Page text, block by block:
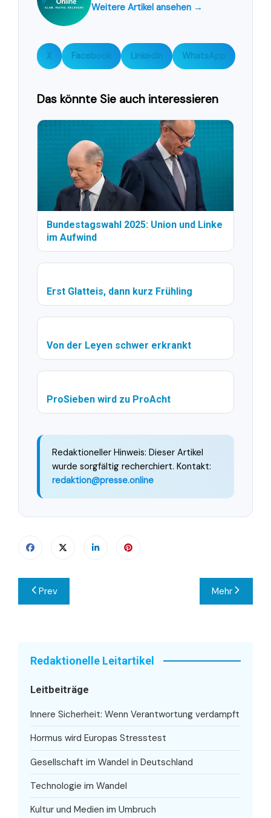
Weitere Artikel ansehen →
X Facebook LinkedIn WhatsApp
Das könnte Sie auch interessieren
Bundestagswahl 2025: Union und Linke
im Aufwind
Erst Glatteis, dann kurz Frühling
Von der Leyen schwer erkrankt
ProSieben wird zu ProAcht
Redaktioneller Hinweis: Dieser Artikel
wurde sorgfältig recherchiert. Kontakt:
redaktion@presse.online
Beitragsnavigation
Prev Mehr
Redaktionelle Leitartikel
Leitbeiträge
Innere Sicherheit: Wenn Verantwortung verdampft
Hormus wird Europas Stresstest
Gesellschaft im Wandel in Deutschland
Technologie im Wandel
Kultur und Medien im Umbruch